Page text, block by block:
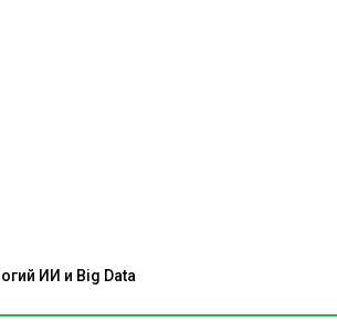
ИИ и Big Data